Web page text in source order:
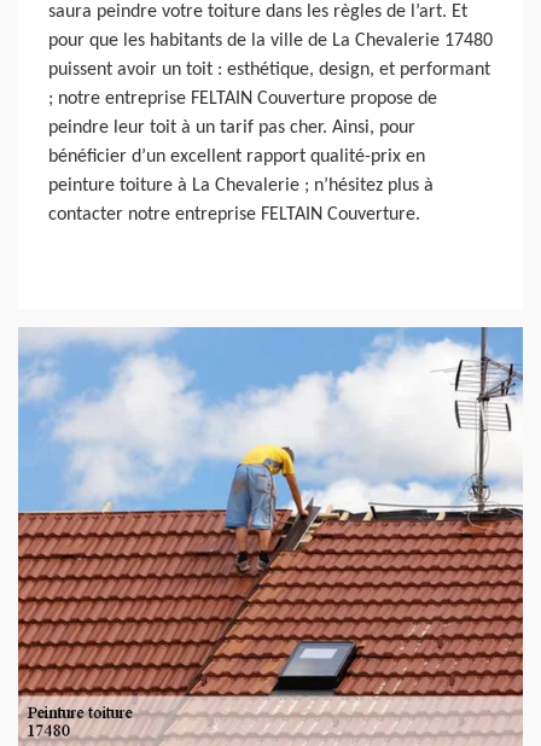
saura peindre votre toiture dans les règles de l’art. Et
pour que les habitants de la ville de La Chevalerie 17480
puissent avoir un toit : esthétique, design, et performant
; notre entreprise FELTAIN Couverture propose de
peindre leur toit à un tarif pas cher. Ainsi, pour
bénéficier d’un excellent rapport qualité-prix en
peinture toiture à La Chevalerie ; n’hésitez plus à
contacter notre entreprise FELTAIN Couverture.